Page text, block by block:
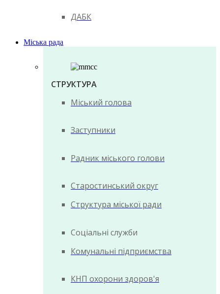
ДАБК
Міська рада
СТРУКТУРА
Міський голова
Заступники
Радник міського голови
Старостинський округ
Структура міської ради
Соціальні служби
Комунальні підприємства
КНП охорони здоров'я